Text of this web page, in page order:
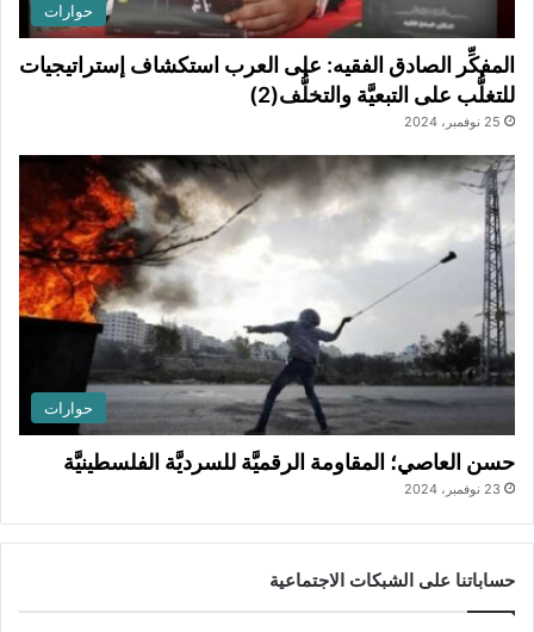
حوارات
المفكِّر الصادق الفقيه: على العرب استكشاف إستراتيجيات
للتغلُّب على التبعيَّة والتخلُّف(2)
25 نوفمبر، 2024
حوارات
حسن العاصي؛ المقاومة الرقميَّة للسرديَّة الفلسطينيَّة
23 نوفمبر، 2024
حساباتنا على الشبكات الاجتماعية